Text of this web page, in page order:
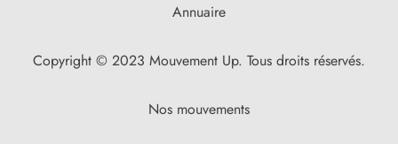
Annuaire
Copyright © 2023 Mouvement Up. Tous droits réservés.
Nos mouvements